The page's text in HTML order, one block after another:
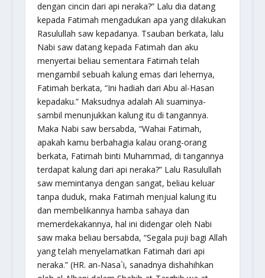
dengan cincin dari api neraka?” Lalu dia datang
kepada Fatimah mengadukan apa yang dilakukan
Rasulullah saw kepadanya. Tsauban berkata, lalu
Nabi saw datang kepada Fatimah dan aku
menyertai beliau sementara Fatimah telah
mengambil sebuah kalung emas dari lehernya,
Fatimah berkata, “Ini hadiah dari Abu al-Hasan
kepadaku.” Maksudnya adalah Ali suaminya-
sambil menunjukkan kalung itu di tangannya.
Maka Nabi saw bersabda, “Wahai Fatimah,
apakah kamu berbahagia kalau orang-orang
berkata, Fatimah binti Muhammad, di tangannya
terdapat kalung dari api neraka?” Lalu Rasulullah
saw memintanya dengan sangat, beliau keluar
tanpa duduk, maka Fatimah menjual kalung itu
dan membelikannya hamba sahaya dan
memerdekakannya, hal ini didengar oleh Nabi
saw maka beliau bersabda, “Segala puji bagi Allah
yang telah menyelamatkan Fatimah dari api
neraka.” (HR. an-Nasa`i, sanadnya dishahihkan